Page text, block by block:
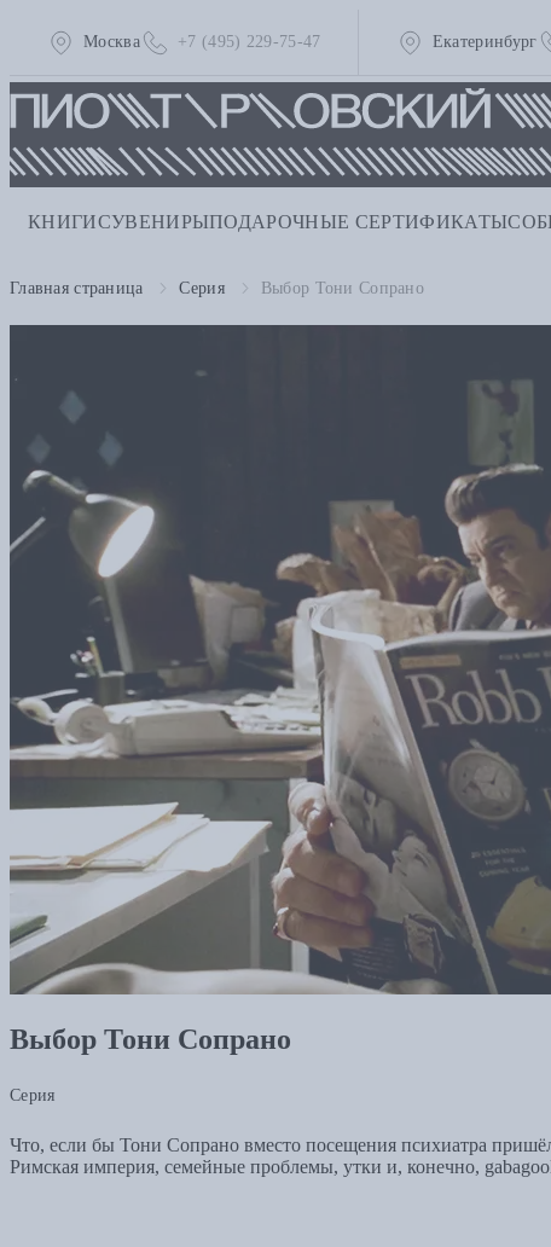
Москва +7 (495) 229-75-47 Екатеринбург
КНИГИСУВЕНИРЫПОДАРОЧНЫЕ СЕРТИФИКАТЫ
Главная страница Серия Выбор Тони Сопрано
Выбор Тони Сопрано
Серия
Что, если бы Тони Сопрано вместо посещения психиатра
Римская империя, семейные проблемы, утки и, конечно,